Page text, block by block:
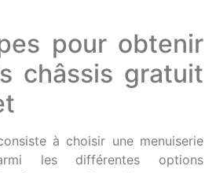
pour obtenir
châssis gratuit
à choisir une menuiserie
les différentes options